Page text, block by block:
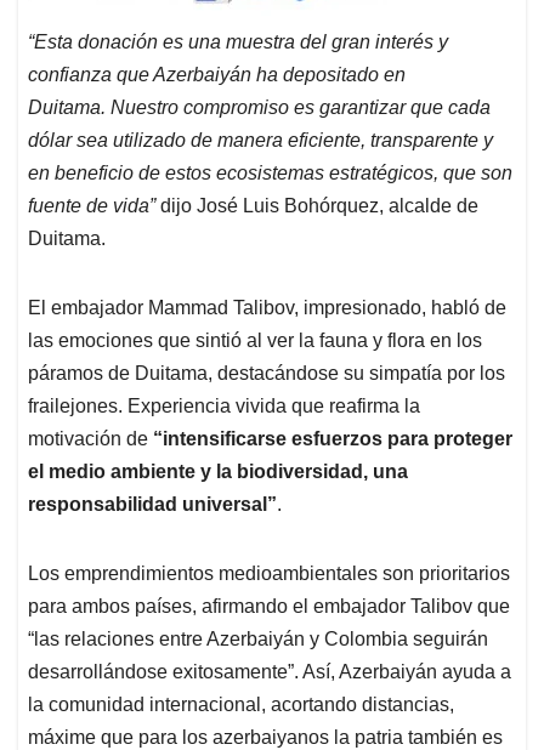
“Esta donación es una muestra del gran interés y
confianza que Azerbaiyán ha depositado en
Duitama. Nuestro compromiso es garantizar que cada
dólar sea utilizado de manera eficiente, transparente y
en beneficio de estos ecosistemas estratégicos, que son
fuente de vida”dijo José Luis Bohórquez, alcalde de
Duitama.
El embajador Mammad Talibov, impresionado, habló de
las emociones que sintió al ver la fauna y flora en los
páramos de Duitama, destacándose su simpatía por los
frailejones. Experiencia vivida que reafirma la
motivación de “intensificarse esfuerzos para proteger
el medio ambiente y la biodiversidad, una
responsabilidad universal”.
Los emprendimientos medioambientales son prioritarios
para ambos países, afirmando el embajador Talibov que
“las relaciones entre Azerbaiyán y Colombia seguirán
desarrollándose exitosamente”. Así, Azerbaiyán ayuda a
la comunidad internacional, acortando distancias,
máxime que para los azerbaiyanos la patria también es